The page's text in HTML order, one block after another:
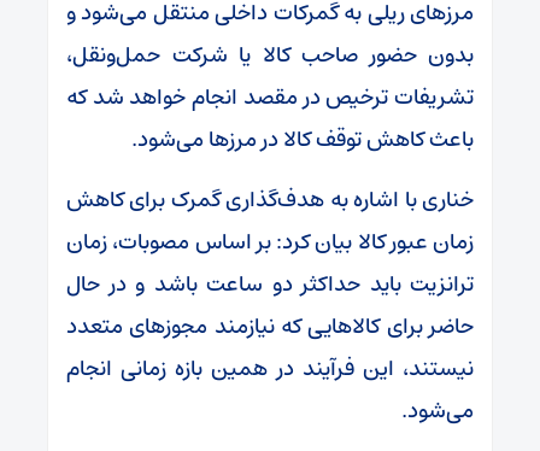
مرزهای ریلی به گمرکات داخلی منتقل می‌شود و
بدون حضور صاحب کالا یا شرکت حمل‌ونقل،
تشریفات ترخیص در مقصد انجام خواهد شد که
باعث کاهش توقف کالا در مرزها می‌شود.
خناری با اشاره به هدف‌گذاری گمرک برای کاهش
زمان عبور کالا بیان کرد: بر اساس مصوبات، زمان
ترانزیت باید حداکثر دو ساعت باشد و در حال
حاضر برای کالاهایی که نیازمند مجوزهای متعدد
نیستند، این فرآیند در همین بازه زمانی انجام
می‌شود.